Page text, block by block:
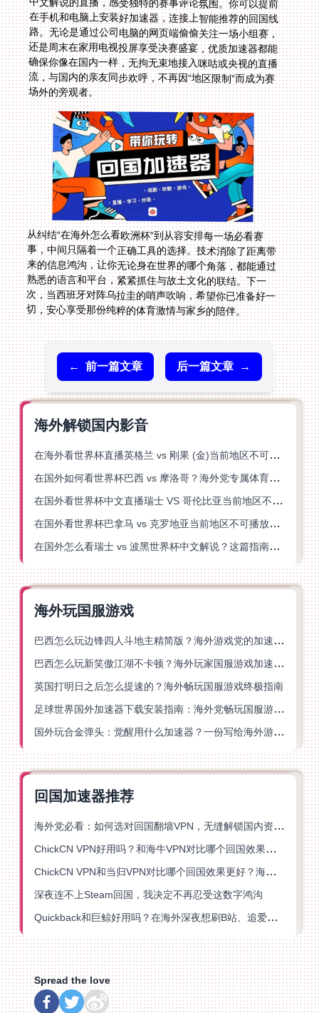
场外的旁观者。
从纠结“在海外怎么看欧洲杯”到从容安排每一场必看赛
事，中间只隔着一个正确工具的选择。技术消除了距离带
来的信息鸿沟，让你无论身在世界的哪个角落，都能通过
熟悉的语言和平台，紧紧抓住与故土文化的联结。下一
次，当西班牙对阵乌拉圭的哨声吹响，希望你已准备好一
切，安心享受那份纯粹的体育激情与家乡的陪伴。
← 前一篇文章 后一篇文章 →
海外解锁国内影音
在海外看世界杯直播英格兰 vs 刚果 (金)当前地区不可播放？这篇指南帮你突破所有限制
在国外如何看世界杯巴西 vs 摩洛哥？海外党专属体育观赛指南来了
在国外看世界杯中文直播瑞士 VS 哥伦比亚当前地区不可播放？这篇指南帮你搞定
在国外看世界杯巴拿马 vs 克罗地亚当前地区不可播放？这篇指南帮你轻松解决海外体育直播难题
在国外怎么看瑞士 vs 波黑世界杯中文解说？这篇指南帮你搞定所有地区限制问题
海外玩国服游戏
巴西怎么玩边锋四人斗地主精简版？海外游戏党的加速器终极选择
巴西怎么玩新笑傲江湖不卡顿？海外玩家国服游戏加速终极指南（附猫和老鼠一梦江湖实测）
英国打明日之后怎么提速的？海外畅玩国服游戏终极指南
足球世界国外加速器下载安装指南：海外党畅玩国服游戏的终极解决方案
国外玩合金弹头：觉醒用什么加速器？一份写给海外游子的畅玩指南
回国加速器推荐
海外党必看：如何选对回国翻墙VPN，无缝解锁国内资源？
ChickCN VPN好用吗？和海牛VPN对比哪个回国效果更好？
ChickCN VPN和当归VPN对比哪个回国效果更好？海外党亲测后选了它
深夜连不上Steam回国，我决定不再忍受这数字鸿沟
Quickback和巨鲸好用吗？在海外深夜想刷B站、追爱奇艺的你，或许正需要这份答案
Spread the love